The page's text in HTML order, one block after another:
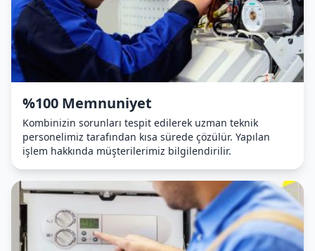
%100 Memnuniyet
Kombinizin sorunları tespit edilerek uzman teknik
personelimiz tarafından kısa sürede çözülür. Yapılan
işlem hakkında müşterilerimiz bilgilendirilir.